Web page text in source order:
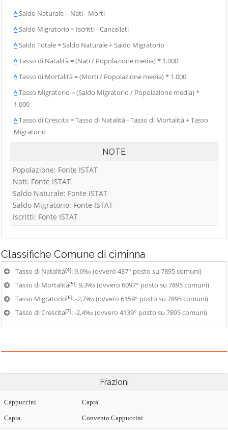
^Saldo Naturale = Nati - Morti
^Saldo Migratorio = Iscritti - Cancellati
^Saldo Totale = Saldo Naturale + Saldo Migratorio
^Tasso di Natalità = (Nati / Popolazione media) * 1.000
^Tasso di Mortalità = (Morti / Popolazione media) * 1.000
^Tasso Migratorio = (Saldo Migratorio / Popolazione media) *
1.000
^Tasso di Crescita = Tasso di Natalità - Tasso di Mortalità + Tasso
Migratorio
NOTE
Popolazione: Fonte ISTAT
Nati: Fonte ISTAT
Saldo Naturale: Fonte ISTAT
Saldo Migratorio: Fonte ISTAT
Iscritti: Fonte ISTAT
Classifiche Comune di ciminna
Tasso di Natalità[4]: 9,6‰ (ovvero 437° posto su 7895 comuni)
Tasso di Mortalità[5]: 9,3‰ (ovvero 6097° posto su 7895 comuni)
Tasso Migratorio[6]: -2,7‰ (ovvero 6159° posto su 7895 comuni)
Tasso di Crescita[7]: -2,4‰ (ovvero 4139° posto su 7895 comuni)
Frazioni
Cappuccini Capra
Capra Convento Cappuccini